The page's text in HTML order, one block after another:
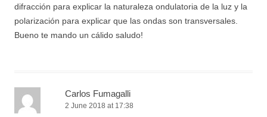
difracción para explicar la naturaleza ondulatoria de la luz y la
polarización para explicar que las ondas son transversales.
Bueno te mando un cálido saludo!
Carlos Fumagalli
2 June 2018 at 17:38